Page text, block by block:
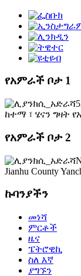
የአምራች ቦታ 1
ከተማ ፣ ሄናን ግዛት
የአምራች ቦታ 2
Jianhu County
ኩባንያችን
መነሻ
ምርቶች
ዜና
ፔትሮዊኪ
ስለ እኛ
ያግኙን